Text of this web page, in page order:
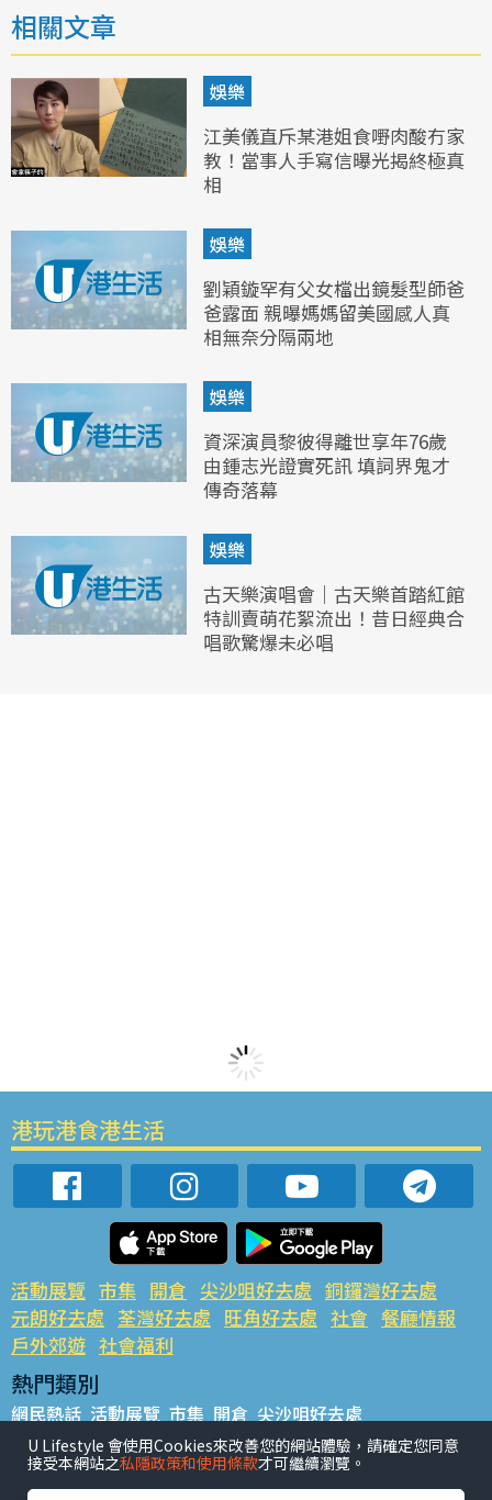
相關文章
娛樂
江美儀直斥某港姐食嘢肉酸冇家
教！當事人手寫信曝光揭終極真
相
娛樂
劉穎鏇罕有父女檔出鏡髮型師爸
爸露面 親曝媽媽留美國感人真
相無奈分隔兩地
娛樂
資深演員黎彼得離世享年76歲
由鍾志光證實死訊 填詞界鬼才
傳奇落幕
娛樂
古天樂演唱會｜古天樂首踏紅館
特訓賣萌花絮流出！昔日經典合
唱歌驚爆未必唱
港玩港食港生活
活動展覽 市集 開倉 尖沙咀好去處 銅鑼灣好去處
元朗好去處 荃灣好去處 旺角好去處 社會 餐廳情報
戶外郊遊 社會福利
熱門類別
網民熱話 活動展覽 市集 開倉 尖沙咀好去處
銅鑼灣好去處 元朗好去處 荃灣好去處 旺角好去處 社會
餐廳情報 戶外郊遊
U Lifestyle 會使用Cookies來改善您的網站體驗，請確定您同意
接受本網站之私隱政策和使用條款才可繼續瀏覽。